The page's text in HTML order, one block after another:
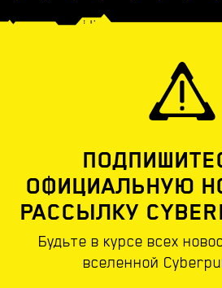
ОФИЦИАЛЬНУЮ
РАССЫЛКУ
Будьте в курсе всех
вселенной